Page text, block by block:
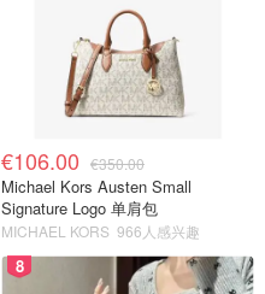
€106.00 €350.00
Michael Kors Austen Small
Signature Logo 单肩包
MICHAEL KORS 966人感兴趣
8